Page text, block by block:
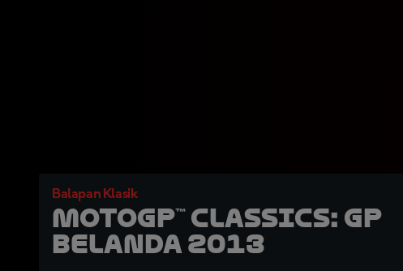
Balapan Klasik
MotoGP™ Classics: GP
Belanda 2013